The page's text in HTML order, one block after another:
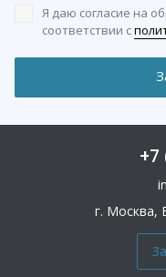
Я даю согласие на
соответствии с
+7
г. Москва,